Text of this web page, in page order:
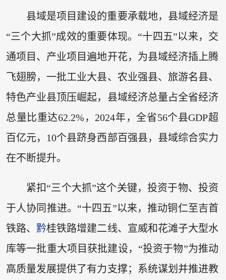
县域是项目建设的重要承载地，县域经济是
“三个大抓”成效的重要体现。“十四五”以来，交
通项目、产业项目遍地开花，为县域经济插上腾
飞翅膀，一批工业大县、农业强县、旅游名县、
特色产业县顶压崛起，县域经济总量占全省经济
总量比重达62.2%，2024年，全省56个县GDP超
百亿元，10个县跻身西部百强县，县域综合实力
在不断提升。
紧扣“三个大抓”这个关键，投资于物、投资
于人协同推进。“十四五”以来，推动铜仁至吉首
铁路、 黔桂铁路增建二线、宣威和花滩子大型水
库等一批重大项目获批建设，“投资于物”为推动
高质量发展提供了有力支撑；系统谋划并推进教